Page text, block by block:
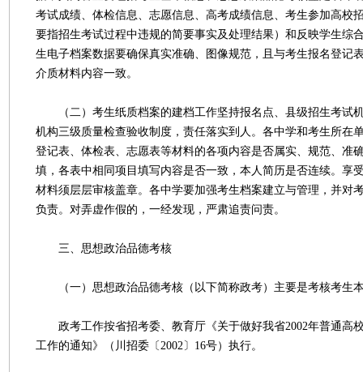
考试成绩、体检信息、志愿信息、高考成绩信息、考生参加高校
要指招生考试过程中违规的简要事实及处理结果）和反映学生综
生电子档案数据要确保真实准确、图像规范，且与考生报名登记
介质材料内容一致。
（二）考生纸质档案的建档工作坚持报名点、县级招生考试
机构三级质量检查验收制度，责任落实到人。各中学和考生所在
登记表、体检表、志愿表等材料的各项内容是否属实、规范、准
填，各表中相同项目填写内容是否一致，本人简历是否连续。享
材料须层层审核盖章。各中学要加强考生档案建立与管理，并对
负责。对弄虚作假的，一经发现，严肃追责问责。
三、思想政治品德考核
（一）思想政治品德考核（以下简称政考）主要是考核考生
政考工作按省招考委、教育厅《关于做好我省2002年普通高
工作的通知》（川招委〔2002〕16号）执行。